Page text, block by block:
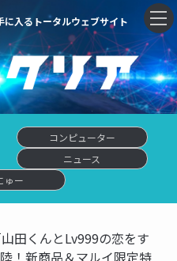
入るトータルウェブサイト
コンピューター
ニュース
ゅー
山田くんとLv999の恋をす
！新商品＆マルイ限定特